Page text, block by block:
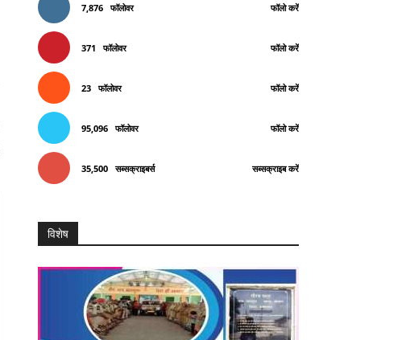
Telegram
7,876 फॉलोवर फॉलो करें
371 फॉलोवर फॉलो करें
23 फॉलोवर फॉलो करें
95,096 फॉलोवर फॉलो करें
35,500 सब्सक्राइबर्स सब्सक्राइब करें
विशेष